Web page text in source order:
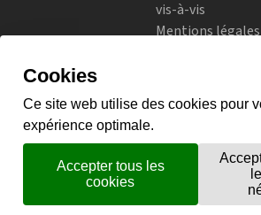
vis-à-vis
Mentions légales
Instagram
flickr